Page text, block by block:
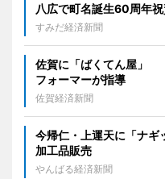
八広で町名誕生60周年
すみだ経済新聞
佐賀に「ばくてん屋」
フォーマーが指導
佐賀経済新聞
今帰仁・上運天に「ナ
加工品販売
やんばる経済新聞